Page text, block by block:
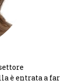
è entrata a far